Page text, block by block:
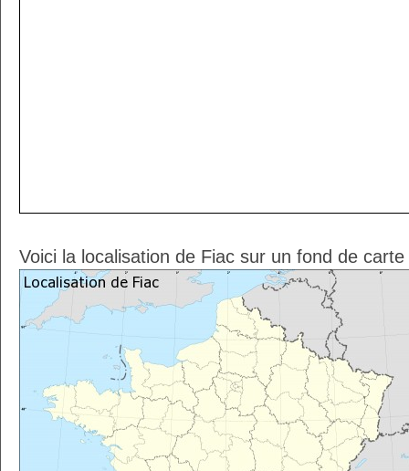
Voici la localisation de Fiac sur un fond de